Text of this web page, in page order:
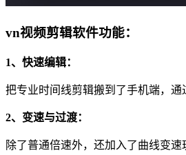
vn视频剪辑软件功能：
1、快速编辑：
把专业时间线剪辑搬到了手机端，
2、变速与过渡：
除了普通倍速外，还加入了曲线变